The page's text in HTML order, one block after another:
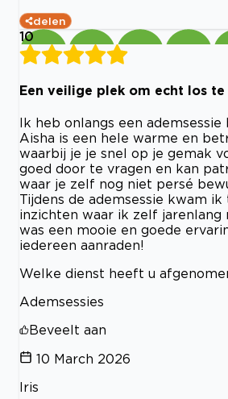
delen
10
Een veilige plek om echt los te
Ik heb onlangs een
Aisha is een hele warme en
waarbij je je snel op je gemak
goed door te vragen en kan
waar je zelf nog niet persé
Tijdens de ademsessie kwam
inzichten waar ik zelf jarenlang
was een mooie en goede
iedereen aanraden!
Welke dienst heeft u
Ademsessies
Beveelt aan
10 March 2026
Iris